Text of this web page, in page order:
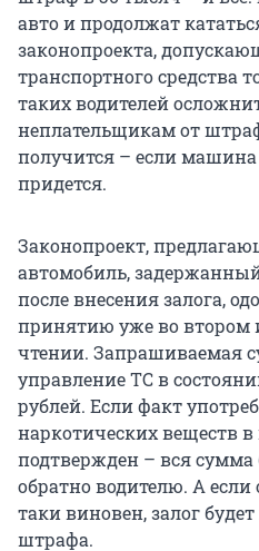
авто и продолжат
законопроекта,
транспортного средства
таких водителей
неплательщикам от
получится – если
придется.
Законопроект,
автомобиль,
после внесения залога,
принятию уже во втором
чтении. Запрашиваемая
управление ТС в
рублей. Если факт
наркотических веществ в
подтвержден – вся сумма
обратно водителю. А если
таки виновен, залог
штрафа.